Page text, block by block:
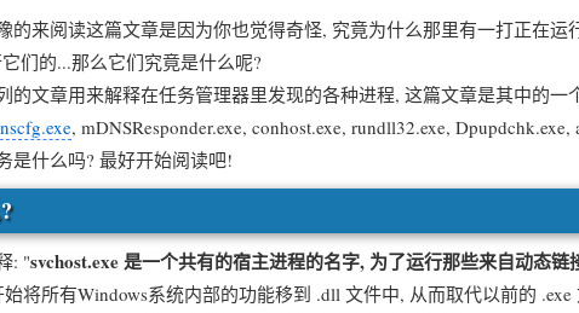
阅读这篇文章是因为你也觉得奇怪, 究竟为什么那里有一打正在运
们的...那么它们究竟是什么呢?
章用来解释在任务管理器里发现的各种进程, 这篇文章是其中的一
, mDNSResponder.exe, conhost.exe, rundll32.exe, Dpupdchk.exe,
什么吗? 最好开始阅读吧!
: "svchost.exe 是一个共有的宿主进程的名字, 为了运行那些来自动态链
所有Windows系统内部的功能移到 .dll 文件中, 从而取代以前的 .exe